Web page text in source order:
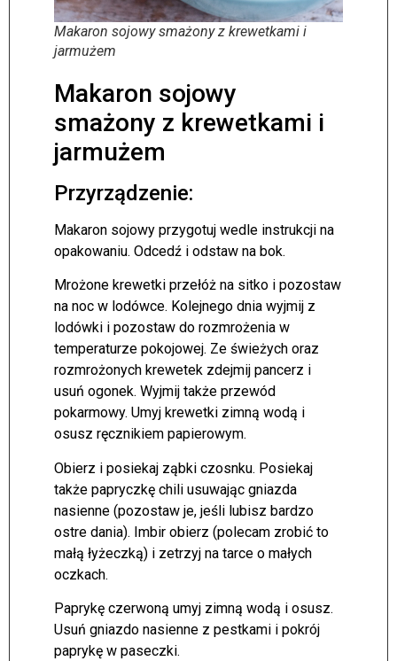
Makaron sojowy smażony z krewetkami i
jarmużem
Makaron sojowy
smażony z krewetkami i
jarmużem
Przyrządzenie:
Makaron sojowy przygotuj wedle instrukcji na
opakowaniu. Odcedź i odstaw na bok.
Mrożone krewetki przełóż na sitko i pozostaw
na noc w lodówce. Kolejnego dnia wyjmij z
lodówki i pozostaw do rozmrożenia w
temperaturze pokojowej. Ze świeżych oraz
rozmrożonych krewetek zdejmij pancerz i
usuń ogonek. Wyjmij także przewód
pokarmowy. Umyj krewetki zimną wodą i
osusz ręcznikiem papierowym.
Obierz i posiekaj ząbki czosnku. Posiekaj
także papryczkę chili usuwając gniazda
nasienne (pozostaw je, jeśli lubisz bardzo
ostre dania). Imbir obierz (polecam zrobić to
małą łyżeczką) i zetrzyj na tarce o małych
oczkach.
Paprykę czerwoną umyj zimną wodą i osusz.
Usuń gniazdo nasienne z pestkami i pokrój
paprykę w paseczki.